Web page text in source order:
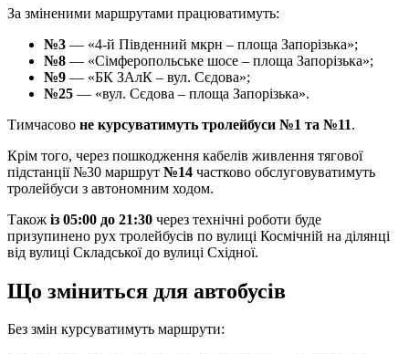
За зміненими маршрутами працюватимуть:
№3 — «4-й Південний мкрн – площа Запорізька»;
№8 — «Сімферопольське шосе – площа Запорізька»;
№9 — «БК ЗАлК – вул. Сєдова»;
№25 — «вул. Сєдова – площа Запорізька».
Тимчасово не курсуватимуть тролейбуси №1 та №11.
Крім того, через пошкодження кабелів живлення тягової
підстанції №30 маршрут №14 частково обслуговуватимуть
тролейбуси з автономним ходом.
Також із 05:00 до 21:30 через технічні роботи буде
призупинено рух тролейбусів по вулиці Космічній на ділянці
від вулиці Складської до вулиці Східної.
Що зміниться для автобусів
Без змін курсуватимуть маршрути: